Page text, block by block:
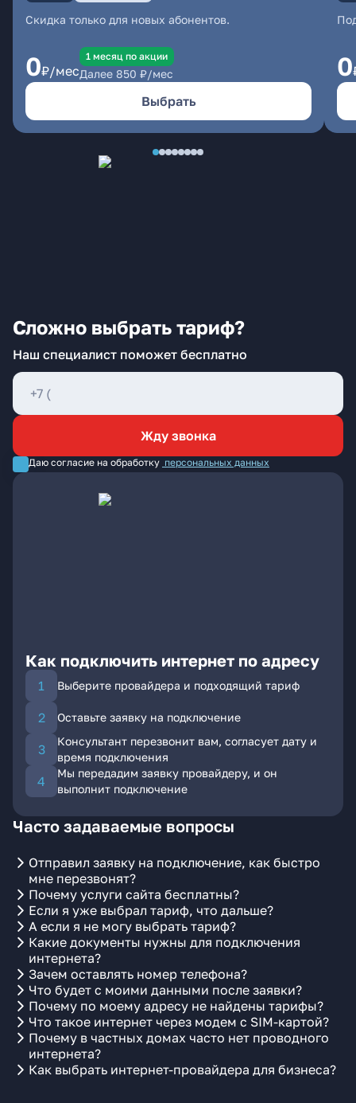
Скидка только для новых абонентов.
0₽/мес
1 месяц по акции
Далее 850 ₽/мес
Выбрать
0
Сложно выбрать тариф?
Наш специалист поможет бесплатно
Жду звонка
Даю согласие на обработку персональных данных
Как подключить интернет по адресу
Выберите провайдера и подходящий тариф
Оставьте заявку на подключение
Консультант перезвонит вам, согласует дату и
время подключения
Мы передадим заявку провайдеру, и он
выполнит подключение
Часто задаваемые вопросы
Отправил заявку на подключение, как быстро
мне перезвонят?
Почему услуги сайта бесплатны?
Если я уже выбрал тариф, что дальше?
А если я не могу выбрать тариф?
Какие документы нужны для подключения
интернета?
Зачем оставлять номер телефона?
Что будет с моими данными после заявки?
Почему по моему адресу не найдены тарифы?
Что такое интернет через модем с SIM-картой?
Почему в частных домах часто нет проводного
интернета?
Как выбрать интернет-провайдера для бизнеса?